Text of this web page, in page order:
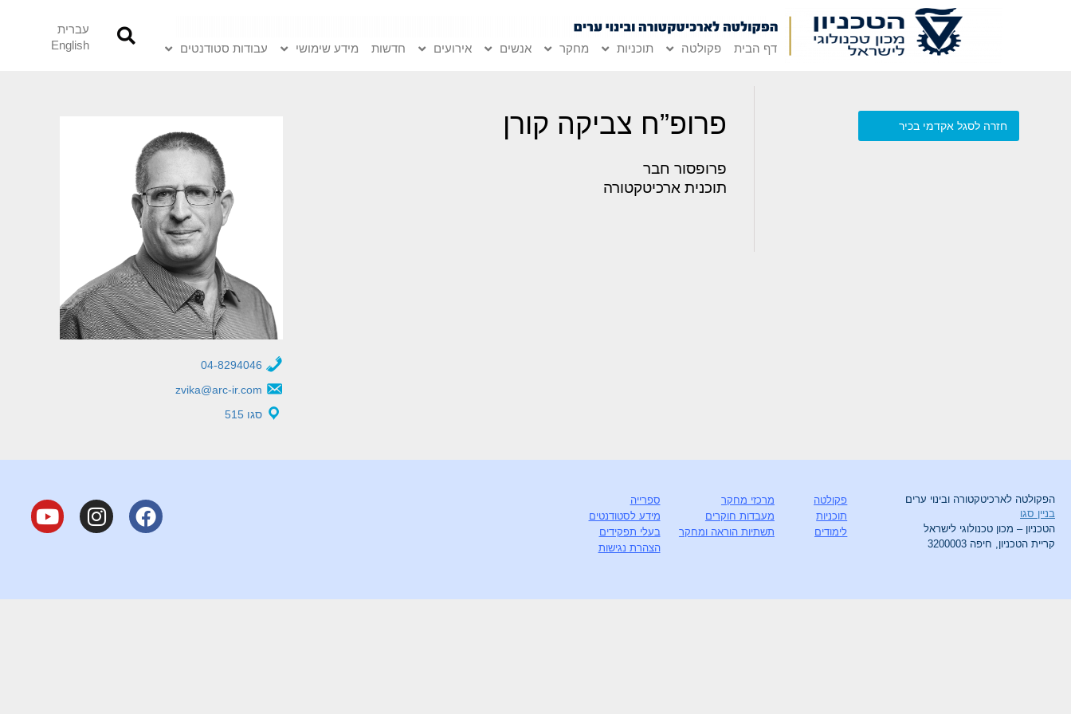
דף הבית פקולטה תוכניות מחקר אנשים אירועים חדשות מידע שימושי עבודות סטודנטים
עברית
English
חזרה לסגל אקדמי בכיר פרופ”ח צביקה קורן
פרופסור חבר
תוכנית ארכיטקטורה
04-8294046
zvika@arc-ir.com
סגו 515
הפקולטה לארכיטקטורה ובינוי ערים
בניין סגו
הטכניון – מכון טכנולוגי לישראל
קריית הטכניון, חיפה 3200003
פקולטה
תוכניות
לימודים
מרכזי מחקר
מעבדות חוקרים
תשתיות הוראה ומחקר
ספרייה
מידע לסטודנטים
בעלי תפקידים
הצהרת נגישות